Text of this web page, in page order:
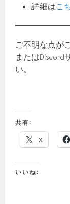
詳細はこ
ご不明な点が
またはDiscord
い。
共有:
X
いいね: